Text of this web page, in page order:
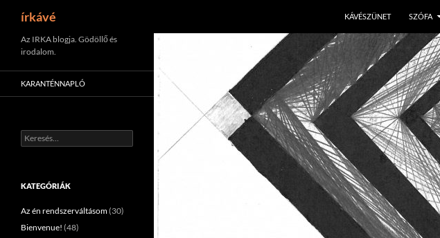
Tartalomhoz
írkávé KÁVÉSZÜNET SZÓFA
Az IRKA blogja. Gödöllő és
irodalom.
KARANTÉNNAPLÓ
Keresés:
KATEGÓRIÁK
Az én rendszerváltásom(30)
Bienvenue! (48)